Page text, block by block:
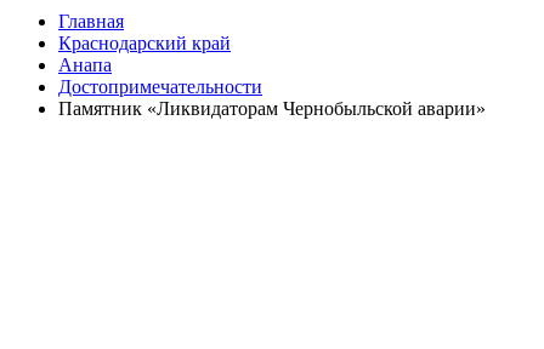
Главная
Краснодарский край
Анапа
Достопримечательности
Памятник «Ликвидаторам Чернобыльской аварии»